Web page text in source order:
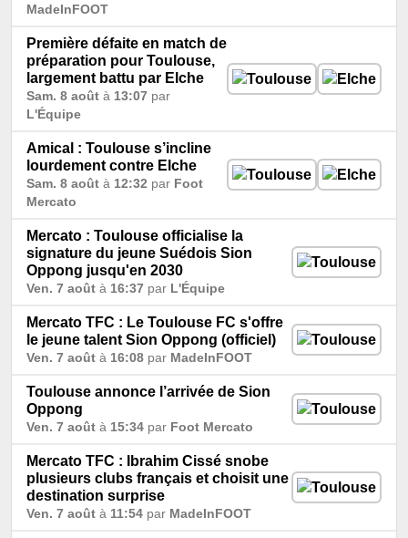
MadeInFOOT
Première défaite en match de
préparation pour Toulouse,
largement battu par Elche
Sam. 8 août à 13:07 par
L'Équipe
Amical : Toulouse s’incline
lourdement contre Elche
Sam. 8 août à 12:32 par Foot
Mercato
Mercato : Toulouse officialise la
signature du jeune Suédois Sion
Oppong jusqu'en 2030
Ven. 7 août à 16:37 par L'Équipe
Mercato TFC : Le Toulouse FC s'offre
le jeune talent Sion Oppong (officiel)
Ven. 7 août à 16:08 par MadeInFOOT
Toulouse annonce l’arrivée de Sion
Oppong
Ven. 7 août à 15:34 par Foot Mercato
Mercato TFC : Ibrahim Cissé snobe
plusieurs clubs français et choisit une
destination surprise
Ven. 7 août à 11:54 par MadeInFOOT